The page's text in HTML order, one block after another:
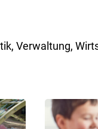
Verwaltung,